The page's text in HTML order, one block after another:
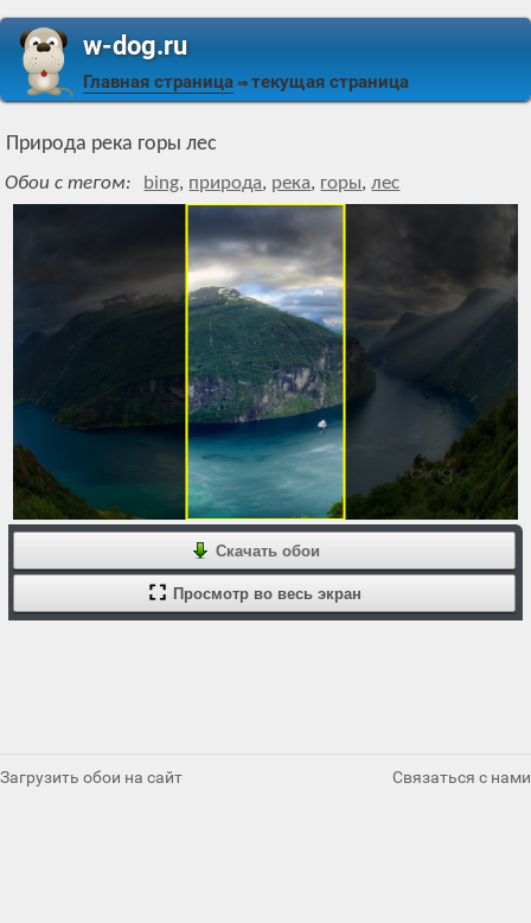
w-dog.ru
Главная страница ⇒ текущая страница
Природа река горы лес
Обои с тегом: bing, природа, река, горы,лес
Скачать обои
Просмотр во весь экран
Загрузить обои на сайт Связаться с нами